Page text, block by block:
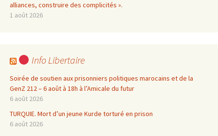
alliances, construire des complicités ».
1 août 2026
Info Libertaire
Soirée de soutien aux prisonniers politiques marocains et de la
GenZ 212 – 6 août à 18h à l’Amicale du futur
6 août 2026
TURQUIE. Mort d’un jeune Kurde torturé en prison
6 août 2026